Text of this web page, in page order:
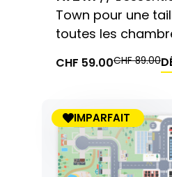
Town pour une
toutes les
LE
ÉTAIT :
CHF 89.00.
CHF 59.00LE
EST :
CHF
CHF89.00LE
LE
IMPARFAIT